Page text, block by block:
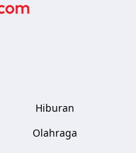
Hiburan
Olahraga